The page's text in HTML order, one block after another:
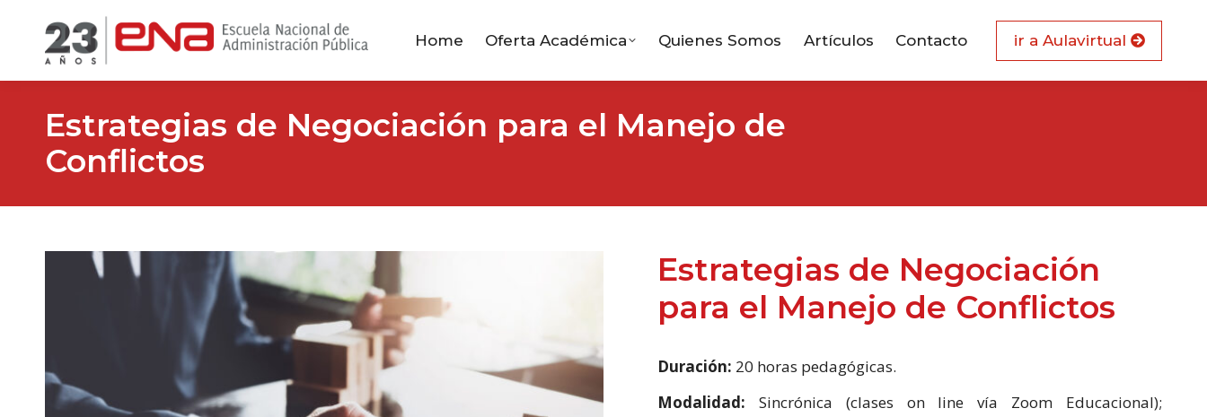
Home Oferta Académica Quienes Somos Artículos Contacto ir a Aulavirtual
Estrategias de Negociación para el Manejo de
Conflictos
Estrategias de Negociación
para el Manejo de Conflictos
Duración: 20 horas pedagógicas.
Modalidad: Sincrónica (clases on line vía Zoom Educacional);